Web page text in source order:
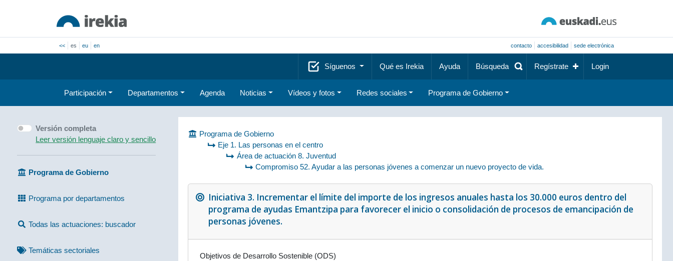
<< es eu en contacto accesibilidad sede electrónica
Síguenos Qué es Irekia Ayuda Búsqueda Regístrate Login
Participación Departamentos Agenda Noticias Vídeos y fotos Redes sociales Programa de Gobierno
Versión completa
Leer versión lenguaje claro y sencillo
Programa de Gobierno
Programa por departamentos
Todas las actuaciones: buscador
Temáticas sectoriales
Programa de Gobierno
Eje 1. Las personas en el centro
Área de actuación 8. Juventud
Compromiso 52. Ayudar a las personas jóvenes a comenzar un nuevo proyecto de vida.
Iniciativa 3. Incrementar el límite del importe de los ingresos anuales hasta los 30.000 euros dentro del
programa de ayudas Emantzipa para favorecer el inicio o consolidación de procesos de emancipación de
personas jóvenes.
Objetivos de Desarrollo Sostenible (ODS)